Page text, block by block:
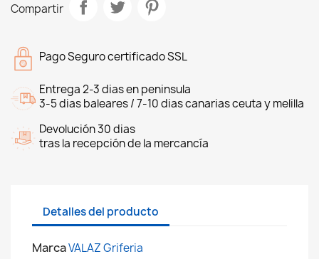
Compartir
Pago Seguro certificado SSL
Entrega 2-3 dias en peninsula
3-5 dias baleares / 7-10 dias canarias ceuta y melilla
Devolución 30 dias
tras la recepción de la mercancía
Detalles del producto
MarcaVALAZ Griferia